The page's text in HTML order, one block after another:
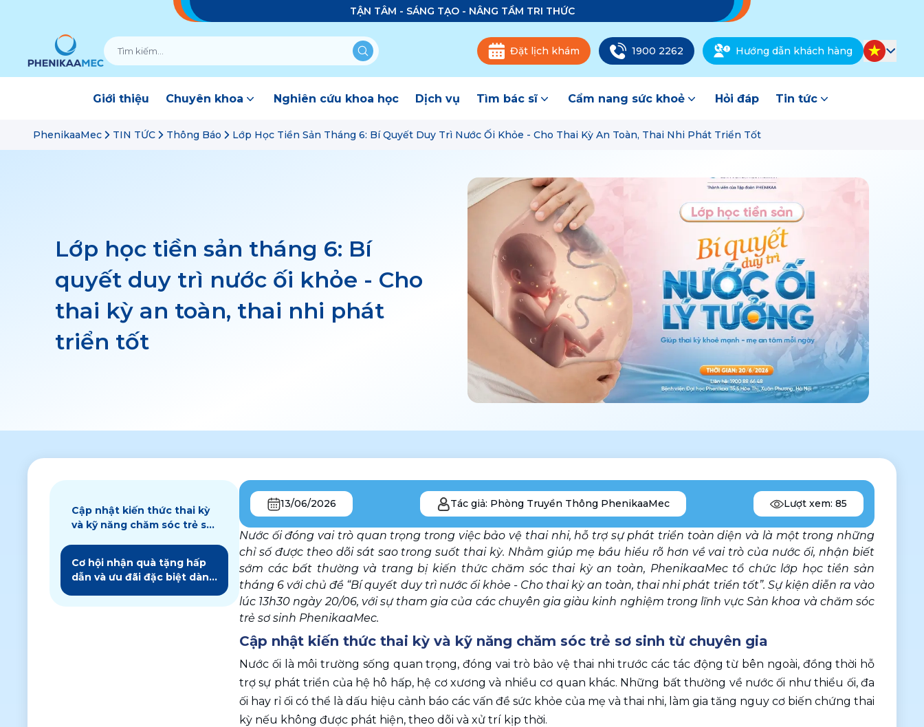
TẬN TÂM - SÁNG TẠO - NÂNG TẦM TRI THỨC
Đặt lịch khám 1900 2262 Hướng dẫn khách hàng
Giới thiệu Chuyên khoa Nghiên cứu khoa học Dịch vụ Tìm bác sĩ Cẩm nang sức khoẻ Hỏi đáp Tin tức
PhenikaaMec TIN TỨC Thông Báo Lớp Học Tiền Sản Tháng 6: Bí Quyết Duy Trì Nước Ối Khỏe - Cho Thai Kỳ An Toàn, Thai Nhi Phát Triển Tốt
Lớp học tiền sản tháng 6: Bí
quyết duy trì nước ối khỏe - Cho
thai kỳ an toàn, thai nhi phát
triển tốt
Cập nhật kiến thức thai kỳ
và kỹ năng chăm sóc trẻ sơ
Cơ hội nhận quà tặng hấp
dẫn và ưu đãi đặc biệt dành
thai sản
13/06/2026 Tác giả: Phòng Truyền Thông PhenikaaMec Lượt xem: 85
Nước ối đóng vai trò quan trọng trong việc bảo vệ thai nhi, hỗ trợ sự phát triển toàn diện và là một trong những
chỉ số được theo dõi sát sao trong suốt thai kỳ. Nhằm giúp mẹ bầu hiểu rõ hơn về vai trò của nước ối, nhận biết
sớm các bất thường và trang bị kiến thức chăm sóc thai kỳ an toàn, PhenikaaMec tổ chức lớp học tiền sản
tháng 6 với chủ đề “Bí quyết duy trì nước ối khỏe - Cho thai kỳ an toàn, thai nhi phát triển tốt”. Sự kiện diễn ra vào
lúc 13h30 ngày 20/06, với sự tham gia của các chuyên gia giàu kinh nghiệm trong lĩnh vực Sản khoa và chăm sóc
trẻ sơ sinh PhenikaaMec.
Cập nhật kiến thức thai kỳ và kỹ năng chăm sóc trẻ sơ sinh từ chuyên gia
Nước ối là môi trường sống quan trọng, đóng vai trò bảo vệ thai nhi trước các tác động từ bên ngoài, đồng thời hỗ
trợ sự phát triển của hệ hô hấp, hệ cơ xương và nhiều cơ quan khác. Những bất thường về nước ối như thiểu ối, đa
ối hay rỉ ối có thể là dấu hiệu cảnh báo các vấn đề sức khỏe của mẹ và thai nhi, làm gia tăng nguy cơ biến chứng thai
kỳ nếu không được phát hiện, theo dõi và xử trí kịp thời.